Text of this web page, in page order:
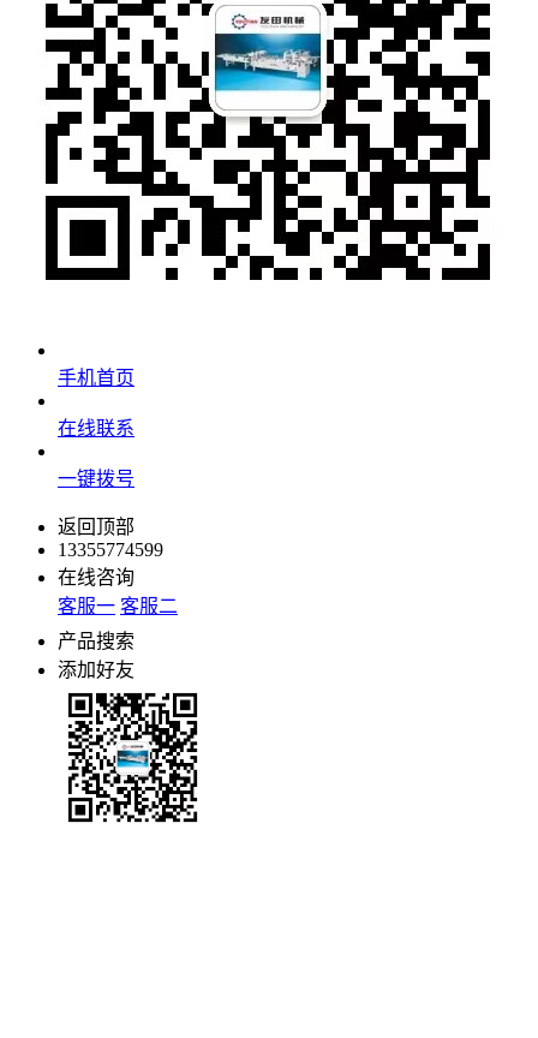
手机首页
在线联系
一键拨号
返回顶部
13355774599
在线咨询
客服一 客服二
产品搜索
添加好友